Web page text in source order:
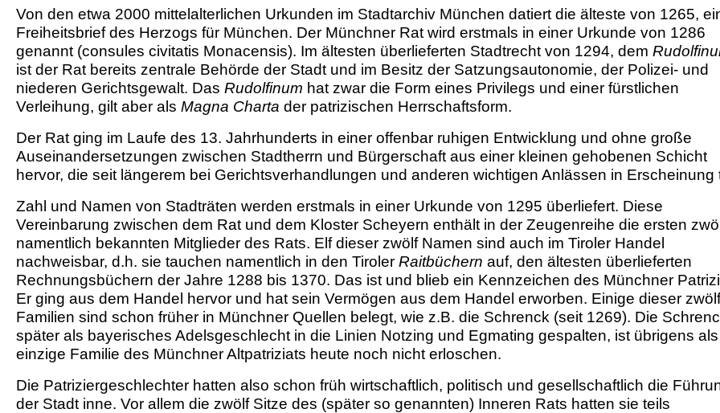
Von den etwa 2000 mittelalterlichen Urkunden im Stadtarchiv München datiert die älteste von 1265,
Freiheitsbrief des Herzogs für München. Der Münchner Rat wird erstmals in einer Urkunde von 1286
genannt (consules civitatis Monacensis). Im ältesten überlieferten Stadtrecht von 1294, dem
ist der Rat bereits zentrale Behörde der Stadt und im Besitz der Satzungsautonomie, der Polizei- und
niederen Gerichtsgewalt. Das Rudolfinum hat zwar die Form eines Privilegs und einer fürstlichen
Verleihung, gilt aber als Magna Charta der patrizischen Herrschaftsform.
Der Rat ging im Laufe des 13. Jahrhunderts in einer offenbar ruhigen Entwicklung und ohne große
Auseinandersetzungen zwischen Stadtherrn und Bürgerschaft aus einer kleinen gehobenen Schicht
hervor, die seit längerem bei Gerichtsverhandlungen und anderen wichtigen Anlässen in Erscheinung
Zahl und Namen von Stadträten werden erstmals in einer Urkunde von 1295 überliefert. Diese
Vereinbarung zwischen dem Rat und dem Kloster Scheyern enthält in der Zeugenreihe die ersten
namentlich bekannten Mitglieder des Rats. Elf dieser zwölf Namen sind auch im Tiroler Handel
nachweisbar, d.h. sie tauchen namentlich in den Tiroler Raitbüchern auf, den ältesten überlieferten
Rechnungsbüchern der Jahre 1288 bis 1370. Das ist und blieb ein Kennzeichen des Münchner
Er ging aus dem Handel hervor und hat sein Vermögen aus dem Handel erworben. Einige dieser zwölf
Familien sind schon früher in Münchner Quellen belegt, wie z.B. die Schrenck (seit 1269). Die
später als bayerisches Adelsgeschlecht in die Linien Notzing und Egmating gespalten, ist übrigens als
einzige Familie des Münchner Altpatriziats heute noch nicht erloschen.
Die Patriziergeschlechter hatten also schon früh wirtschaftlich, politisch und gesellschaftlich die
der Stadt inne. Vor allem die zwölf Sitze des (später so genannten) Inneren Rats hatten sie teils